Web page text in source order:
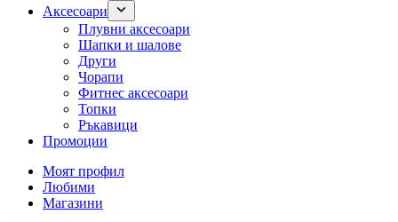
Аксесоари
Плувни аксесоари
Шапки и шалове
Други
Чорапи
Фитнес аксесоари
Топки
Ръкавици
Промоции
Моят профил
Любими
Магазини